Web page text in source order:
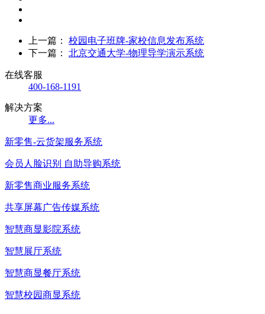
上一篇： 校园电子班牌-家校信息发布系统
下一篇： 北京交通大学-物理导学演示系统
在线客服
400-168-1191
解决方案
更多...
新零售-云货架服务系统
会员人脸识别 自助导购系统
新零售商业服务系统
共享屏幕广告传媒系统
智慧商显影院系统
智慧展厅系统
智慧商显餐厅系统
智慧校园商显系统